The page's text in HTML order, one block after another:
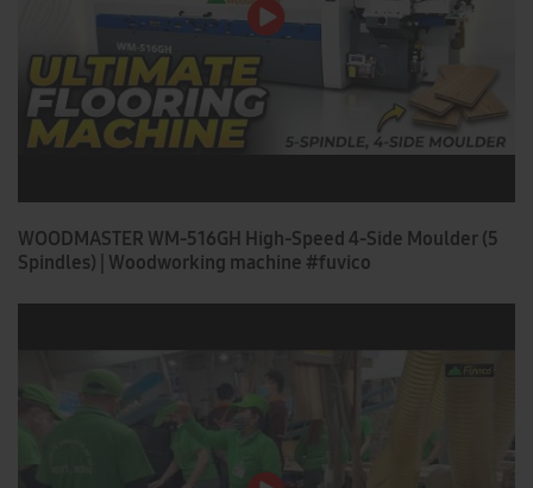
WOODMASTER WM-516GH High-Speed 4-Side Moulder (5
Spindles) | Woodworking machine #fuvico